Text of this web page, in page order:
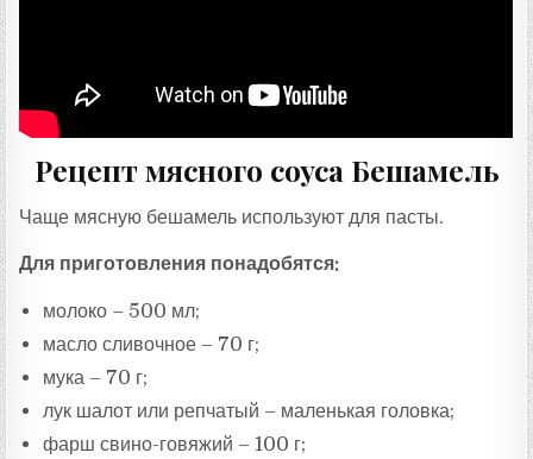
Рецепт мясного соуса Бешамель
Чаще мясную бешамель используют для пасты.
Для приготовления понадобятся:
молоко – 500 мл;
масло сливочное – 70 г;
мука – 70 г;
лук шалот или репчатый – маленькая головка;
фарш свино-говяжий – 100 г;